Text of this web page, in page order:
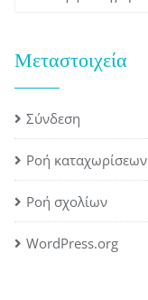
Μεταστοιχεία
Σύνδεση
Ροή καταχωρίσεων
Ροή σχολίων
WordPress.org